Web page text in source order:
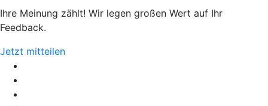
Ihre Meinung zählt! Wir legen großen Wert auf Ihr
Feedback.
Jetzt mitteilen